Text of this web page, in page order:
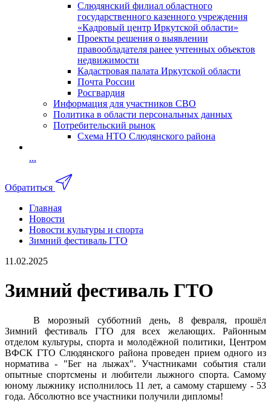
Слюдянский филиал областного
государственного казенного учреждения
«Кадровый центр Иркутской области»
Проекты решения о выявлении
правообладателя ранее учтенных объектов
недвижимости
Кадастровая палата Иркутской области
Почта России
Росгвардия
Информация для участников СВО
Политика в области персональных данных
Потребительский рынок
Схема НТО Слюдянского района
...
Обратиться
Главная
Новости
Новости культуры и спорта
Зимний фестиваль ГТО
11.02.2025
Зимний фестиваль ГТО
В морозный субботний день, 8 февраля, прошёл
Зимний фестиваль ГТО для всех желающих. Районным
отделом культуры, спорта и молодёжной политики, Центром
ВФСК ГТО Слюдянского района проведен прием одного из
норматива - "Бег на лыжах". Участниками события стали
опытные спортсмены и любители лыжного спорта. Самому
юному лыжнику исполнилось 11 лет, а самому старшему - 53
года. Абсолютно все участники получили дипломы!